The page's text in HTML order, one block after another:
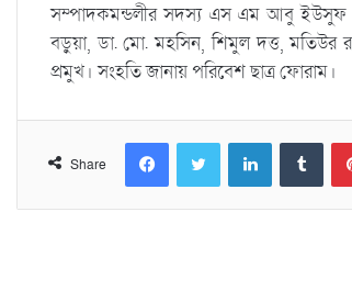
সম্পাদকমন্ডলীর সদস্য এস এম আবু ইউসুফ
বড়ুয়া, ডা. মো. মহসিন, শিমুল দত্ত, মতিউর
প্রমুখ। সংহতি জানায় পরিবেশ ছাত্র ফোরাম।
Share